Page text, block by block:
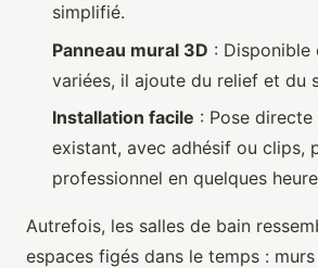
simplifié.
Panneau mural 3D : Disponible
variées, il ajoute du relief et du
Installation facile : Pose
existant, avec adhésif ou clips,
professionnel en quelques
Autrefois, les salles de bain
espaces figés dans le temps :